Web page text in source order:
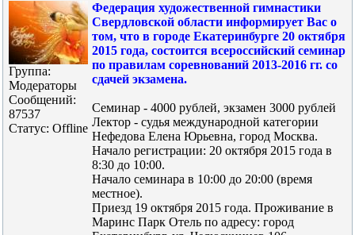
Группа:
Модераторы
Сообщений:
87537
Статус: Offline
Федерация художественной гимнастики
Свердловской области информирует Вас о
том, что в городе Екатеринбурге 20 октября
2015 года, состоится всероссийский семинар
по правилам соревнований 2013-2016 гг. со
сдачей экзамена.
Семинар - 4000 рублей, экзамен 3000 рублей
Лектор - судья международной категории
Нефедова Елена Юрьевна, город Москва.
Начало регистрации: 20 октября 2015 года в
8:30 до 10:00.
Начало семинара в 10:00 до 20:00 (время
местное).
Приезд 19 октября 2015 года. Проживание в
Маринс Парк Отель по адресу: город